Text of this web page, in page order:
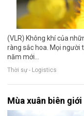
(VLR) Không khí của
ràng sắc hoa. Mọi người
năm mới...
Thời sự - Logistics
Mùa xuân biên giới